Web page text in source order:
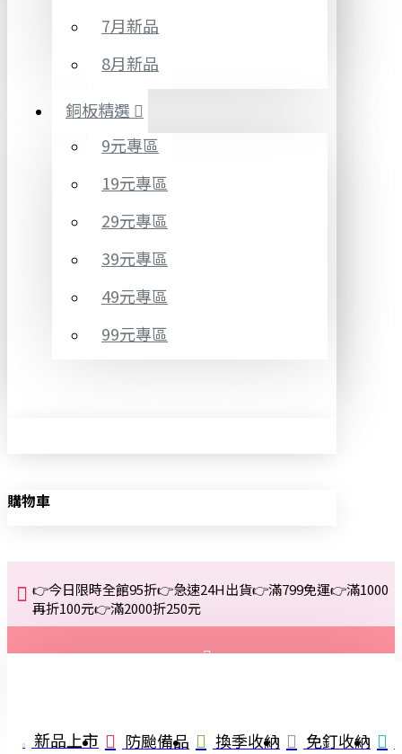
7月新品
8月新品
銅板精選
9元專區
19元專區
29元專區
39元專區
49元專區
99元專區
購物車
👉今日限時全館95折👉急速24H出貨👉滿799免運👉滿1000
再折100元👉滿2000折250元
註冊
新品上市 防颱備品 換季收納 免釘收納